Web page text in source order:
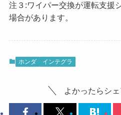
注３:ワイパー交換が運転支援
場合があります。
ホンダ インテグラ
よかったらシェ